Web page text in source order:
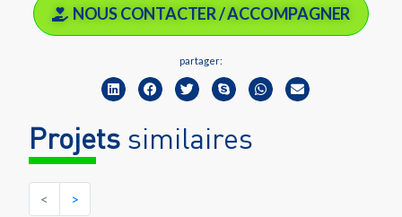
NOUS CONTACTER / ACCOMPAGNER
partager:
Projets similaires
< >